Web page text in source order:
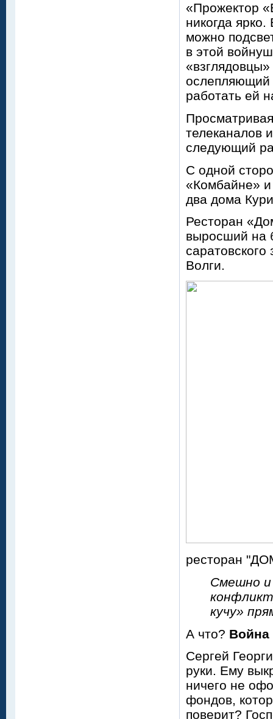
«Прожектор
никогда
можно
в этой
ослепляющий
работать ей
телеканалов
следующий
С одной
«Комбайне» и
два дома
Ресторан
выросший на
Волги.
ресторан
Смешно и
кучу»
А что? Война
Сергей
руки. Ему
ничего не
фондов,
поверит?